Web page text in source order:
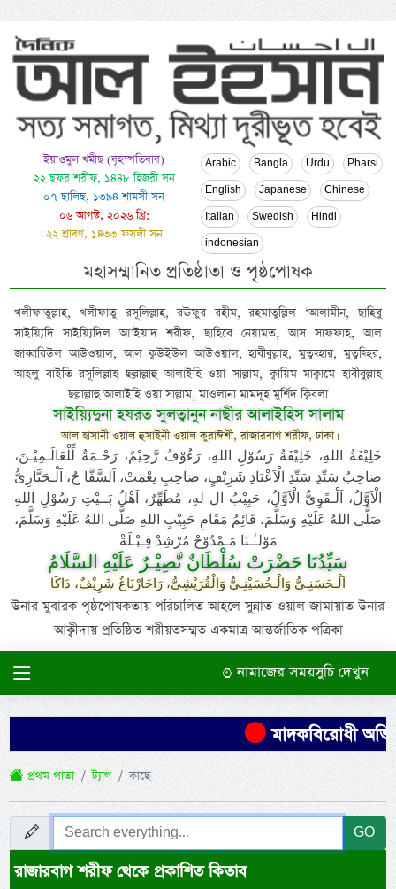
ইয়াওমুল খমীছ (বৃহস্পতিবার)
২২ ছফর শরীফ, ১৪৪৮ হিজরী সন
০৭ ছালিছ, ১৩৯৪ শামসী সন
০৬ আগস্ট, ২০২৬ খ্রি:
২২ শ্রাবণ, ১৪৩৩ ফসলী সন
Arabic Bangla Urdu Pharsi
English Japanese Chinese
Italian Swedish Hindi
indonesian
মহাসম্মানিত প্রতিষ্ঠাতা ও পৃষ্ঠপোষক
খলীফাতুল্লাহ, খলীফাতু রসূলিল্লাহ, রঊফুর রহীম, রহমাতুল্লিল ‘আলামীন, ছাহিবু
সাইয়্যিদি সাইয়্যিদিল আ’ইয়াদ শরীফ, ছাহিবে নেয়ামত, আস সাফফাহ, আল
জাব্বারিউল আউওয়াল, আল ক্বউইউল আউওয়াল, হাবীবুল্লাহ, মুত্বহ্হার, মুত্বহ্হির,
আহলু বাইতি রসূলিল্লাহ ছল্লাল্লাহু আলাইহি ওয়া সাল্লাম, ক্বায়িম মাক্বামে হাবীবুল্লাহ
ছল্লাল্লাহু আলাইহি ওয়া সাল্লাম, মাওলানা মামদূহ মুর্শিদ ক্বিবলা
সাইয়্যিদুনা হযরত সুলত্বানুন নাছীর আলাইহিস সালাম
আল হাসানী ওয়াল হুসাইনী ওয়াল কুরাঈশী, রাজারবাগ শরীফ, ঢাকা।
خَلِيْفَةُ اللهِ، خَلِيْفَةُ رَسُوْلِ اللهِ، رَءُوْفٌ رَّحِيْمٌ، رَحْـمَةٌ لِّلْعَالَـمِيْـنَ،
صَاحِبُ سَيِّدِ سَيِّدِ الْاَعْيَادِ شَرِيْفٍ، صَاحِبِ نِعْمَتْ، اَلسَّفَّا حُ، اَلْـجَبَّارِىُّ
الْاَوَّلُ، اَلْـقَوِىُّ الْاَوَّلُ، حَبِيْبُ ال لهِ، مُطَهِّرٌ، اَهْلُ بَــيْتِ رَسُوْلِ اللهِ
صَلَّى اللهُ عَلَيْهِ وَسَلَّمَ، قَائِمُ مَقَامِ حَبِيْبِ اللهِ صَلَّى اللهُ عَلَيْهِ وَسَلَّمَ،
مَوْلـٰـنَا مَـمْدُوْحْ مُرْشِدْ قِـبْـلَةْ
سَيِّدُنَا حَضْرَتْ سُلْطَانٌ نَّصِيْـرٌ عَلَيْهِ السَّلَامُ
اَلْـحَسَنِـىُّ وَالْـحُسَيْنِـىُّ وَالْقُرَيْشِىُّ، رَاجَارْبَاغُ شَرِيْفٌ، دَاكَا
উনার মুবারক পৃষ্ঠপোষকতায় পরিচালিত আহলে সুন্নাত ওয়াল জামায়াত উনার
আক্বীদায় প্রতিষ্ঠিত শরীয়তসম্মত একমাত্র আন্তর্জাতিক পত্রিকা
নামাজের সময়সুচি দেখুন
মাদকবিরোধী
প্রথম পাতা ট্যাগ কাছে
GO
রাজারবাগ শরীফ থেকে প্রকাশিত কিতাব